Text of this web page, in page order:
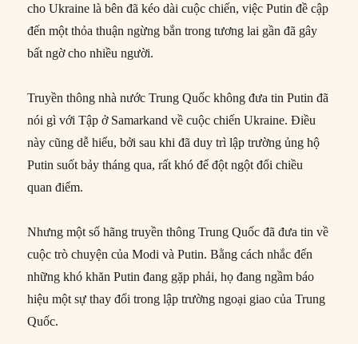
cho Ukraine là bên đã kéo dài cuộc chiến, việc Putin đề cập
đến một thỏa thuận ngừng bắn trong tương lai gần đã gây
bất ngờ cho nhiều người.
Truyền thông nhà nước Trung Quốc không đưa tin Putin đã
nói gì với Tập ở Samarkand về cuộc chiến Ukraine. Điều
này cũng dễ hiểu, bởi sau khi đã duy trì lập trường ủng hộ
Putin suốt bảy tháng qua, rất khó để đột ngột đổi chiều
quan điểm.
Nhưng một số hãng truyền thông Trung Quốc đã đưa tin về
cuộc trò chuyện của Modi và Putin. Bằng cách nhắc đến
những khó khăn Putin đang gặp phải, họ đang ngầm báo
hiệu một sự thay đổi trong lập trường ngoại giao của Trung
Quốc.